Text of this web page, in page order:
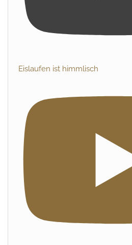
Eislaufen ist himmlisch